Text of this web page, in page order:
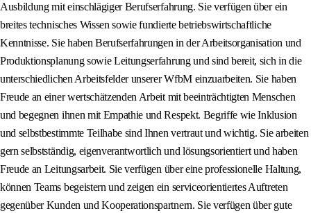
Ausbildung mit einschlägiger Berufserfahrung. Sie verfügen über ein
breites technisches Wissen sowie fundierte betriebswirtschaftliche
Kenntnisse. Sie haben Berufserfahrungen in der Arbeitsorganisation und
Produktionsplanung sowie Leitungserfahrung und sind bereit, sich in die
unterschiedlichen Arbeitsfelder unserer WfbM einzuarbeiten. Sie haben
Freude an einer wertschätzenden Arbeit mit beeinträchtigten Menschen
und begegnen ihnen mit Empathie und Respekt. Begriffe wie Inklusion
und selbstbestimmte Teilhabe sind Ihnen vertraut und wichtig. Sie arbeiten
gern selbstständig, eigenverantwortlich und lösungsorientiert und haben
Freude an Leitungsarbeit. Sie verfügen über eine professionelle Haltung,
können Teams begeistern und zeigen ein serviceorientiertes Auftreten
gegenüber Kunden und Kooperationspartnern. Sie verfügen über gute